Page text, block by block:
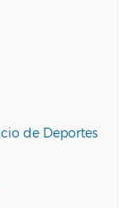
de Deportes